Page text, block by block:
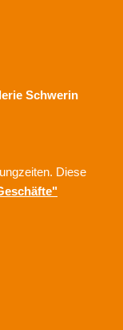
Schwerin
Diese